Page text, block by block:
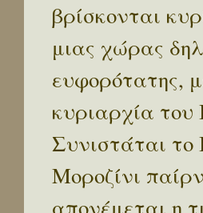
βρίσκονται
μιας χώρας
ευφορότατης,
κυριαρχία του
Συνιστάται
Μοροζίνι